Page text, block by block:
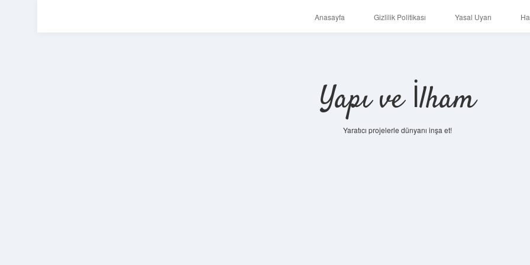
Anasayfa Gizlilik Politikası Yasal Uyarı
Yapı ve İlham
Yaratıcı projelerle dünyanı inşa et!